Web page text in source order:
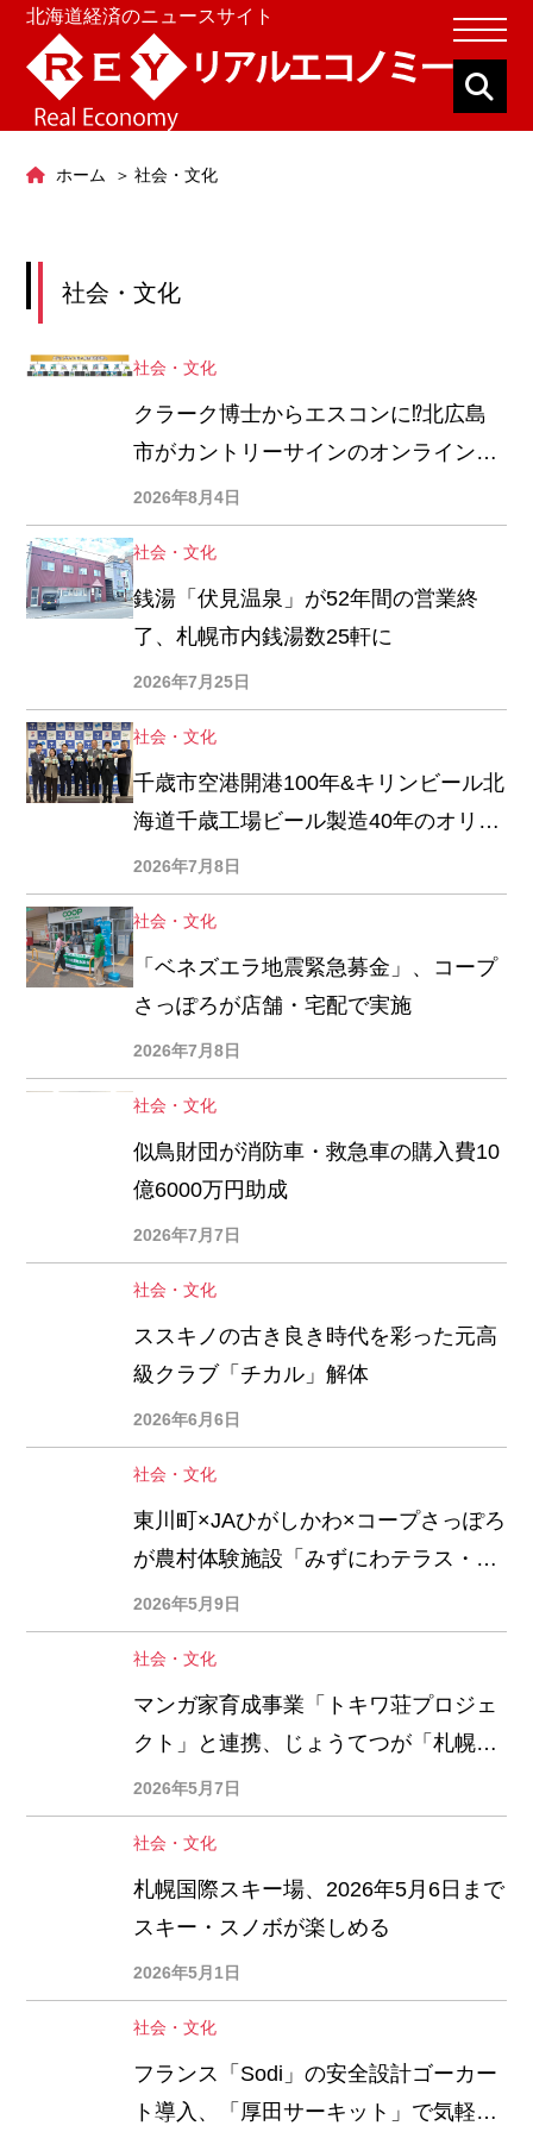
北海道経済のニュースサイト
ホーム 社会・文化
社会・文化
社会・文化
クラーク博士からエスコンに⁉︎北広島
市がカントリーサインのオンライン投
票中
2026年8月4日
社会・文化
銭湯「伏見温泉」が52年間の営業終
了、札幌市内銭湯数25軒に
2026年7月25日
社会・文化
千歳市空港開港100年&キリンビール北
海道千歳工場ビール製造40年のオリジ
ナル貯金缶「お披露目会」
2026年7月8日
社会・文化
「ベネズエラ地震緊急募金」、コープ
さっぽろが店舗・宅配で実施
2026年7月8日
社会・文化
似鳥財団が消防車・救急車の購入費10
億6000万円助成
2026年7月7日
社会・文化
ススキノの古き良き時代を彩った元高
級クラブ「チカル」解体
2026年6月6日
社会・文化
東川町×JAひがしかわ×コープさっぽろ
が農村体験施設「みずにわテラス・コ
ープのいえ」開設
2026年5月9日
社会・文化
マンガ家育成事業「トキワ荘プロジェ
クト」と連携、じょうてつが「札幌美
園トキワソウルーム」
2026年5月7日
社会・文化
札幌国際スキー場、2026年5月6日まで
スキー・スノボが楽しめる
2026年5月1日
社会・文化
フランス「Sodi」の安全設計ゴーカー
ト導入、「厚田サーキット」で気軽に